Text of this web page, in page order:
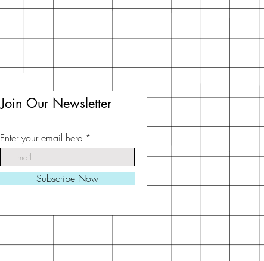
Join Our Newsletter
Enter your email here
Subscribe Now